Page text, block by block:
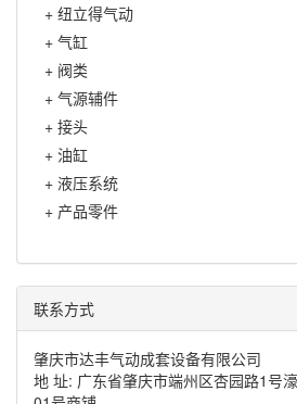
+ 纽立得气动
+ 气缸
+ 阀类
+ 气源辅件
+ 接头
+ 油缸
+ 液压系统
+ 产品零件
联系方式
肇庆市达丰气动成套设备有限公司
地 址: 广东省肇庆市端州区杏园路1号